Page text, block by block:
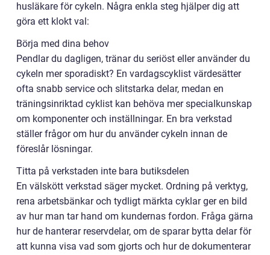
husläkare för cykeln. Några enkla steg hjälper dig att
göra ett klokt val:
Börja med dina behov
Pendlar du dagligen, tränar du seriöst eller använder du
cykeln mer sporadiskt? En vardagscyklist värdesätter
ofta snabb service och slitstarka delar, medan en
träningsinriktad cyklist kan behöva mer specialkunskap
om komponenter och inställningar. En bra verkstad
ställer frågor om hur du använder cykeln innan de
föreslår lösningar.
Titta på verkstaden inte bara butiksdelen
En välskött verkstad säger mycket. Ordning på verktyg,
rena arbetsbänkar och tydligt märkta cyklar ger en bild
av hur man tar hand om kundernas fordon. Fråga gärna
hur de hanterar reservdelar, om de sparar bytta delar för
att kunna visa vad som gjorts och hur de dokumenterar